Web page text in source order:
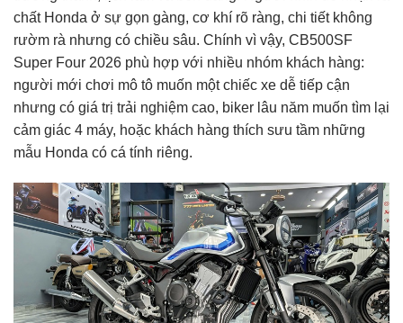
chất Honda ở sự gọn gàng, cơ khí rõ ràng, chi tiết không
rườm rà nhưng có chiều sâu. Chính vì vậy, CB500SF
Super Four 2026 phù hợp với nhiều nhóm khách hàng:
người mới chơi mô tô muốn một chiếc xe dễ tiếp cận
nhưng có giá trị trải nghiệm cao, biker lâu năm muốn tìm lại
cảm giác 4 máy, hoặc khách hàng thích sưu tầm những
mẫu Honda có cá tính riêng.